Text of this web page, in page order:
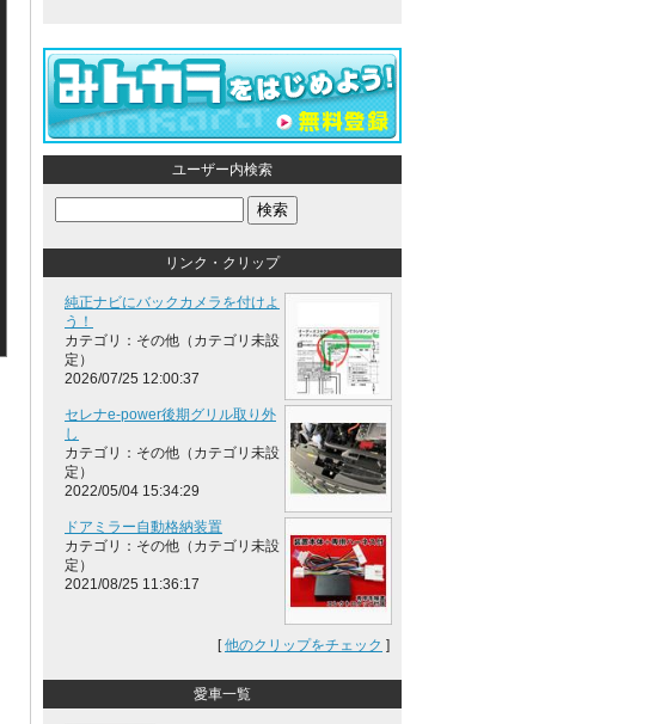
ユーザー内検索
リンク・クリップ
純正ナビにバックカメラを付けよ
う！
カテゴリ：その他（カテゴリ未設
定）
2026/07/25 12:00:37
セレナe-power後期グリル取り外
し
カテゴリ：その他（カテゴリ未設
定）
2022/05/04 15:34:29
ドアミラー自動格納装置
カテゴリ：その他（カテゴリ未設
定）
2021/08/25 11:36:17
[他のクリップをチェック ]
愛車一覧